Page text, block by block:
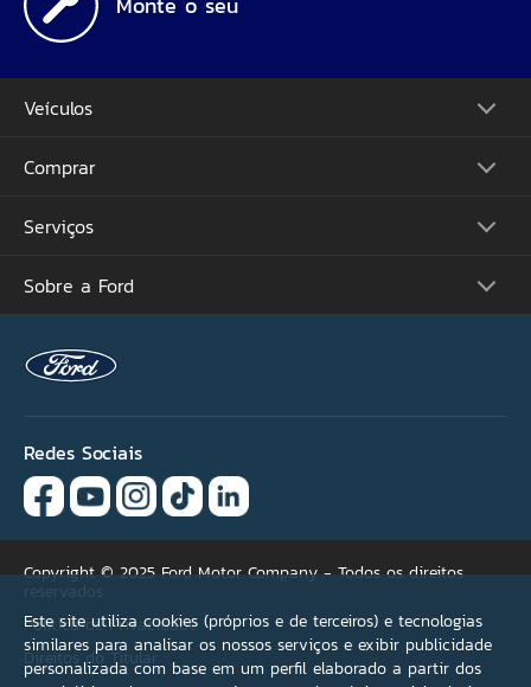
Este site utiliza cookies (próprios e de terceiros) e tecnologias
similares para analisar os nossos serviços e exibir publicidade
personalizada com base em um perfil elaborado a partir dos
Veículos
Picapes
Suvs
Performance
Comprar
Monte o Seu
Ofertas
Concessionárias
Acessórios Ford
Serviços Financeiros
Simule seu Financiamento
Plano Ford Sempre
Serviços
Atualização Sync
Proprietários
Recall
Ford Protect
Revisão Preço Fixo Ford
Agende seu Serviço
Garantia
Quick Lane®
Sobre a Ford
Carreiras
Programa de Estágio
Ford Global
Notícias
Fale Conosco
Redes Sociais
Copyright © 2025 Ford Motor Company - Todos os direitos
Política de Privacidade
Direitos do Titular